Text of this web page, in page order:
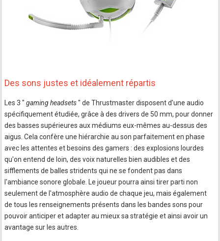
Des sons justes et idéalement répartis
Les 3 " gaming headsets" de Thrustmaster disposent d'une audio
spécifiquement étudiée, grâce à des drivers de 50 mm, pour donner
des basses supérieures aux médiums eux-mêmes au-dessus des
aigus. Cela confère une hiérarchie au son parfaitement en phase
avec les attentes et besoins des gamers : des explosions lourdes
qu'on entend de loin, des voix naturelles bien audibles et des
sifflements de balles stridents qui ne se fondent pas dans
l'ambiance sonore globale. Le joueur pourra ainsi tirer parti non
seulement de l'atmosphère audio de chaque jeu, mais également
de tous les renseignements présents dans les bandes sons pour
pouvoir anticiper et adapter au mieux sa stratégie et ainsi avoir un
avantage sur les autres.